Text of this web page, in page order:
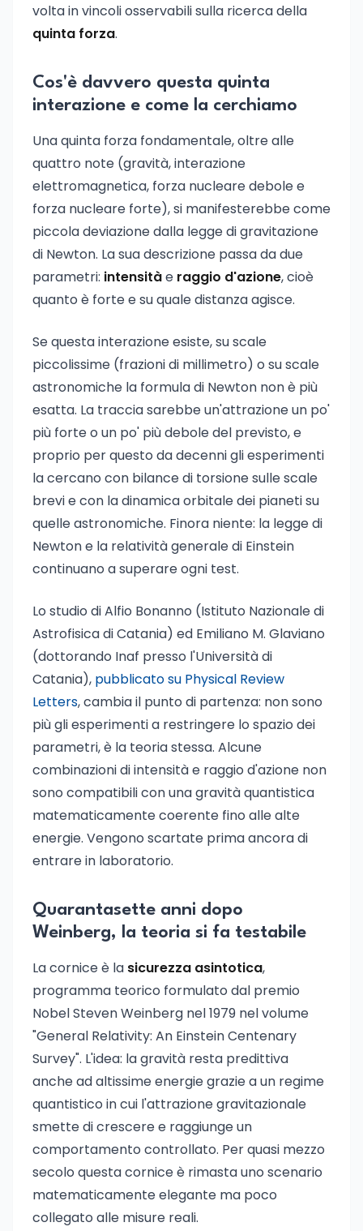
volta in vincoli osservabili sulla ricerca della
quinta forza.
Cos'è davvero questa quinta
interazione e come la cerchiamo
Una quinta forza fondamentale, oltre alle
quattro note (gravità, interazione
elettromagnetica, forza nucleare debole e
forza nucleare forte), si manifesterebbe come
piccola deviazione dalla legge di gravitazione
di Newton. La sua descrizione passa da due
parametri: intensitàe raggio d'azione, cioè
quanto è forte e su quale distanza agisce.
Se questa interazione esiste, su scale
piccolissime (frazioni di millimetro) o su scale
astronomiche la formula di Newton non è più
esatta. La traccia sarebbe un'attrazione un po'
più forte o un po' più debole del previsto, e
proprio per questo da decenni gli esperimenti
la cercano con bilance di torsione sulle scale
brevi e con la dinamica orbitale dei pianeti su
quelle astronomiche. Finora niente: la legge di
Newton e la relatività generale di Einstein
continuano a superare ogni test.
Lo studio di Alfio Bonanno (Istituto Nazionale di
Astrofisica di Catania) ed Emiliano M. Glaviano
(dottorando Inaf presso l'Università di
Catania), pubblicato su Physical Review
Letters, cambia il punto di partenza: non sono
più gli esperimenti a restringere lo spazio dei
parametri, è la teoria stessa. Alcune
combinazioni di intensità e raggio d'azione non
sono compatibili con una gravità quantistica
matematicamente coerente fino alle alte
energie. Vengono scartate prima ancora di
entrare in laboratorio.
Quarantasette anni dopo
Weinberg, la teoria si fa testabile
La cornice è la sicurezza asintotica,
programma teorico formulato dal premio
Nobel Steven Weinberg nel 1979 nel volume
"General Relativity: An Einstein Centenary
Survey". L'idea: la gravità resta predittiva
anche ad altissime energie grazie a un regime
quantistico in cui l'attrazione gravitazionale
smette di crescere e raggiunge un
comportamento controllato. Per quasi mezzo
secolo questa cornice è rimasta uno scenario
matematicamente elegante ma poco
collegato alle misure reali.